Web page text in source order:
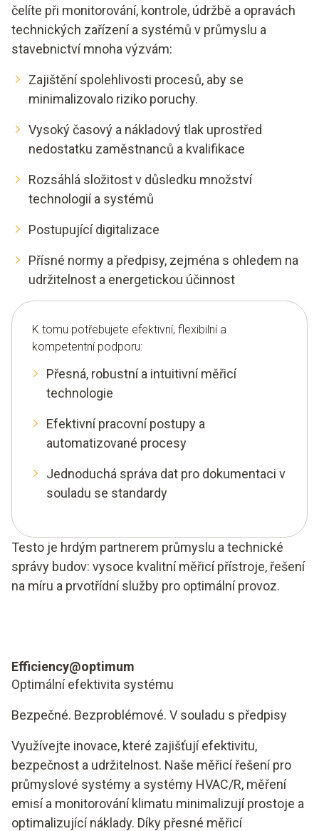
čelíte při monitorování, kontrole, údržbě a opravách
technických zařízení a systémů v průmyslu a
stavebnictví mnoha výzvám:
Zajištění spolehlivosti procesů, aby se
minimalizovalo riziko poruchy.
Vysoký časový a nákladový tlak uprostřed
nedostatku zaměstnanců a kvalifikace
Rozsáhlá složitost v důsledku množství
technologií a systémů
Postupující digitalizace
Přísné normy a předpisy, zejména s ohledem na
udržitelnost a energetickou účinnost
K tomu potřebujete efektivní, flexibilní a
kompetentní podporu:
Přesná, robustní a intuitivní měřicí
technologie
Efektivní pracovní postupy a
automatizované procesy
Jednoduchá správa dat pro dokumentaci v
souladu se standardy
Testo je hrdým partnerem průmyslu a technické
správy budov: vysoce kvalitní měřicí přístroje, řešení
na míru a prvotřídní služby pro optimální provoz.
Efficiency@optimum
Optimální efektivita systému
Bezpečné. Bezproblémové. V souladu s předpisy
Využívejte inovace, které zajišťují efektivitu,
bezpečnost a udržitelnost. Naše měřicí řešení pro
průmyslové systémy a systémy HVAC/R, měření
emisí a monitorování klimatu minimalizují prostoje a
optimalizující náklady. Díky přesné měřicí